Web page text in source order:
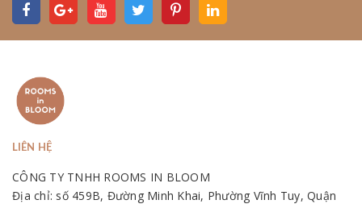
LIÊN HỆ
CÔNG TY TNHH ROOMS IN BLOOM
Địa chỉ: số 459B, Đường Minh Khai, Phường Vĩnh Tuy, Quận